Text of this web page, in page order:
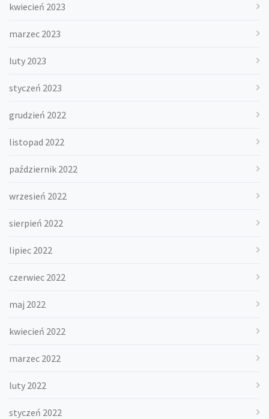
kwiecień 2023
marzec 2023
luty 2023
styczeń 2023
grudzień 2022
listopad 2022
październik 2022
wrzesień 2022
sierpień 2022
lipiec 2022
czerwiec 2022
maj 2022
kwiecień 2022
marzec 2022
luty 2022
styczeń 2022